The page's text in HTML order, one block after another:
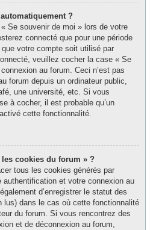
?
Se souvenir de moi » lors de votre
connecté que pour une période
votre compte soit utilisé par
veuillez cocher la case « Se
au forum. Ceci n’est pas
forum depuis un ordinateur public,
une université, etc. Si vous
à cocher, il est probable qu’un
cette fonctionnalité.
cookies du forum » ?
tous les cookies générés par
et votre connexion au
d’enregistrer le statut des
lus) dans le cas où cette fonctionnalité
du forum. Si vous rencontrez des
et de déconnexion au forum,